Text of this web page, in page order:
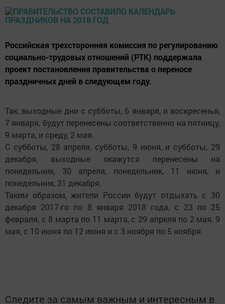
Российская трехсторонняя комиссия по регулированию
социально-трудовых отношений (РТК) поддержала
проект постановления правительства о переносе
праздничных дней в следующем году.
Так, выходные дни с субботы, 6 января, и воскресенья,
7 января, будут перенесены соответственно на пятницу,
9 марта, и среду, 2 мая.
С субботы, 28 апреля, субботы, 9 июня, и субботы, 29
декабря, выходные окажутся перенесены на
понедельник, 30 апреля, понедельник, 11 июня, и
понедельник, 31 декабря.
Таким образом, жители России будут отдыхать с 30
декабря 2017-го по 8 января 2018 года, с 23 по 25
февраля, с 8 марта по 11 марта, с 29 апреля по 2 мая, 9
мая, с 10 июня по 12 июня и с 3 ноября по 5 ноября.
Следите за самым важным и интересным в